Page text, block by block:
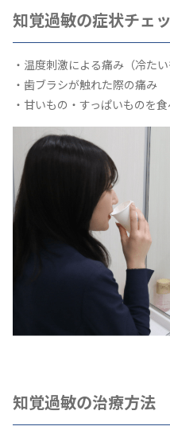
知覚過敏の症状チェ
・温度刺激による痛み（冷た
・歯ブラシが触れた際の痛み
・甘いもの・すっぱいものを
知覚過敏の治療方法